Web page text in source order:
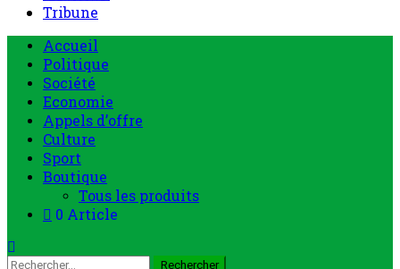
Tribune
Accueil
Politique
Société
Economie
Appels d’offre
Culture
Sport
Boutique
Tous les produits
0 Article